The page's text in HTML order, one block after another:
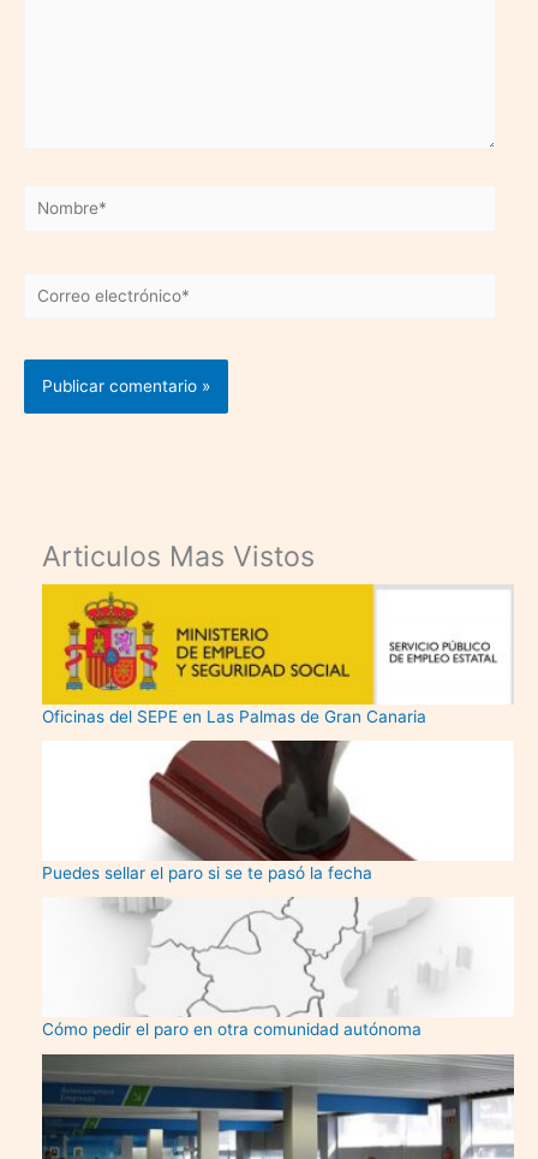
Nombre*
Correo
Articulos Mas Vistos
Oficinas del SEPE en Las Palmas de Gran Canaria
Puedes sellar el paro si se te pasó la fecha
Cómo pedir el paro en otra comunidad autónoma